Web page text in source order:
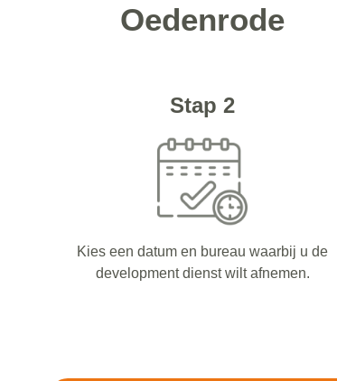
Oedenrode
Stap 2
Kies een datum en bureau waarbij u de
development dienst wilt afnemen.